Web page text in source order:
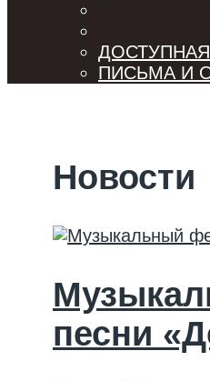
ПИСЬМА И
Новости
песни